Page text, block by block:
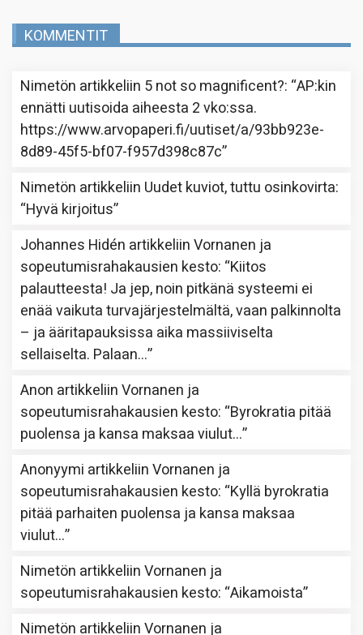
KOMMENTIT
Nimetön artikkeliin 5 not so magnificent?: “AP:kin
ennätti uutisoida aiheesta 2 vko:ssa.
https://www.arvopaperi.fi/uutiset/a/93bb923e-
8d89-45f5-bf07-f957d398c87c”
Nimetön artikkeliin Uudet kuviot, tuttu osinkovirta:
“Hyvä kirjoitus”
Johannes Hidén artikkeliinVornanen ja
sopeutumisrahakausien kesto: “Kiitos
palautteesta! Ja jep, noin pitkänä systeemi ei
enää vaikuta turvajärjestelmältä, vaan palkinnolta
– ja ääritapauksissa aika massiiviselta
sellaiselta. Palaan…”
Anon artikkeliinVornanen ja
sopeutumisrahakausien kesto: “Byrokratia pitää
puolensa ja kansa maksaa viulut…”
Anonyymi artikkeliinVornanen ja
sopeutumisrahakausien kesto: “Kyllä byrokratia
pitää parhaiten puolensa ja kansa maksaa
viulut…”
Nimetön artikkeliinVornanen ja
sopeutumisrahakausien kesto: “Aikamoista”
Nimetön artikkeliinVornanen ja